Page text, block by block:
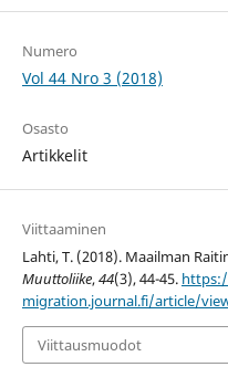
Numero
Vol 44 Nro 3 (2018)
Osasto
Artikkelit
Viittaaminen
Lahti, T. (2018). Maailman
Muuttoliike,44(3), 44-45.
migration.journal.fi/article/
Viittausmuodot